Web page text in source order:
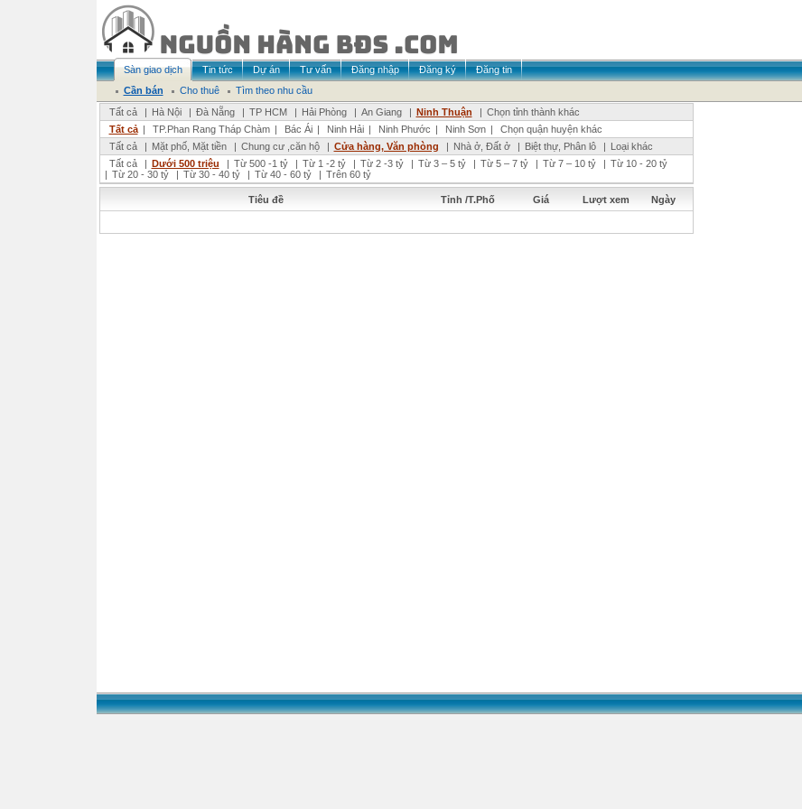
Sàn giao dịch Tin tức Dự án Tư vấn Đăng nhập Đăng ký
Đăng tin
Cần bán
Cho thuê
Tìm theo nhu cầu
Tất cả
| Hà Nội | Đà Nẵng | TP HCM | Hải Phòng | An Giang | Ninh Thuận | Chọn tỉnh thành khác
Tất cả | TP.Phan Rang Tháp Chàm | Bác Ái | Ninh Hải | Ninh Phước | Ninh Sơn |
Chọn quận huyện khác
Tất cả
| Mặt phố, Mặt tiền | Chung cư ,căn hộ | Cửa hàng, Văn phòng | Nhà ở, Đất ở | Biệt thự, Phân lô | Loại khác
Tất cả
| Dưới 500 triệu | Từ 500 -1 tỷ | Từ 1 -2 tỷ | Từ 2 -3 tỷ | Từ 3 – 5 tỷ | Từ 5 – 7 tỷ | Từ 7 – 10 tỷ | Từ 10 - 20 tỷ
| Từ 20 - 30 tỷ | Từ 30 - 40 tỷ | Từ 40 - 60 tỷ | Trên 60 tỷ
Tiêu đề Tỉnh /T.Phố Giá Lượt xem Ngày